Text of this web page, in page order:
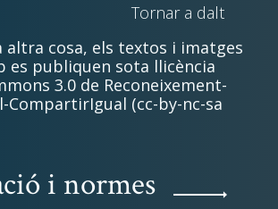
Tornar a dalt
altra cosa, els textos i imatges
es publiquen sota llicència
3.0 de Reconeixement-
CompartirIgual (cc-by-nc-sa
i normes